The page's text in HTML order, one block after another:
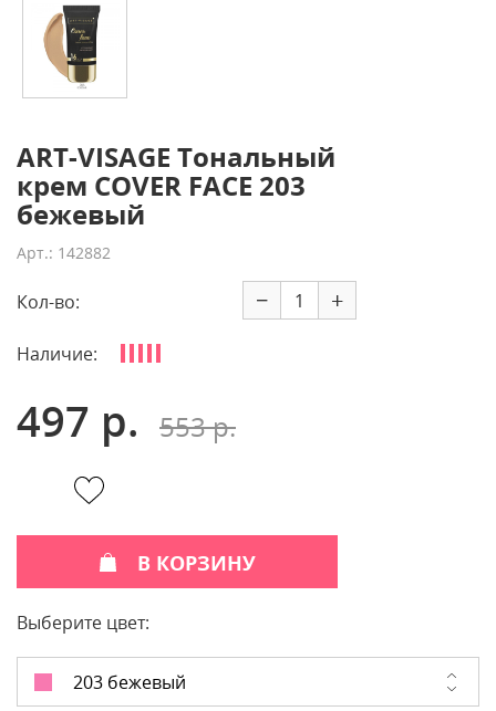
ART-VISAGE Тональный
крем COVER FACE 203
бежевый
Арт.: 142882
Кол-во: − +
Наличие:
497 р. 553 р.
В КОРЗИНУ
Выберите цвет:
203 бежевый